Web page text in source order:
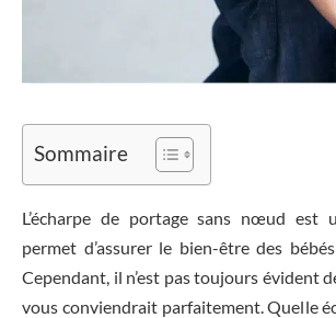
Sommaire
L’écharpe de portage sans nœud est
permet d’assurer le bien-être des
Cependant, il n’est pas toujours évident
vous conviendrait parfaitement. Quelle